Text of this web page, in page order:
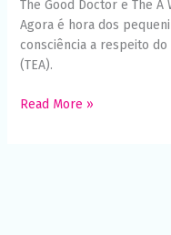
The Good Doctor e The
Agora é hora dos
consciência a respeito
(TEA).
Read More »